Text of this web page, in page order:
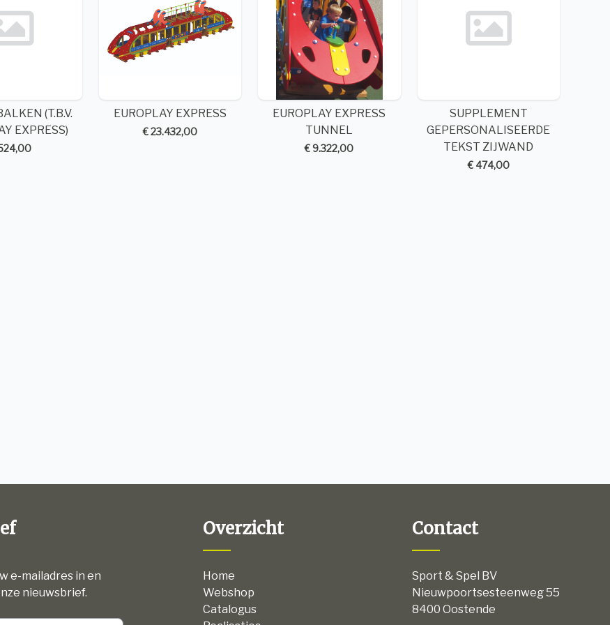
(T.B.V.
EXPRESS)
EUROPLAY EXPRESS
€ 23.432,00
EUROPLAY EXPRESS
TUNNEL
€ 9.322,00
SUPPLEMENT
GEPERSONALISEERDE
TEKST ZIJWAND
€ 474,00
e-mailadres in en
nieuwsbrief.
Overzicht
Home
Webshop
Catalogus
Contact
Sport & Spel BV
Nieuwpoortsesteenweg 55
8400 Oostende